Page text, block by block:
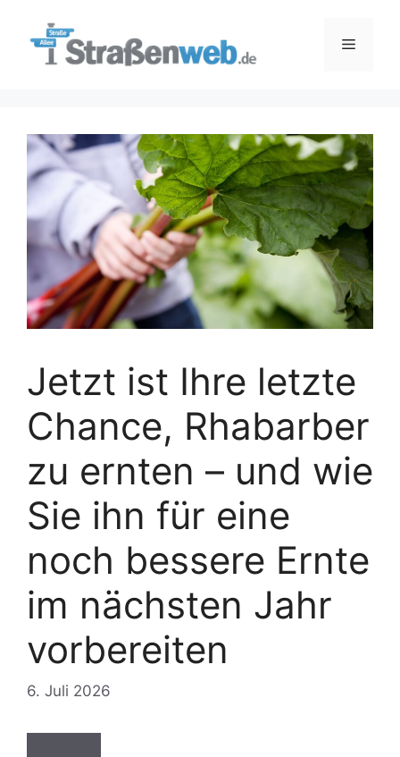
Menü
Jetzt ist Ihre letzte
Chance, Rhabarber
zu ernten – und wie
Sie ihn für eine
noch bessere Ernte
im nächsten Jahr
vorbereiten
6. Juli 2026